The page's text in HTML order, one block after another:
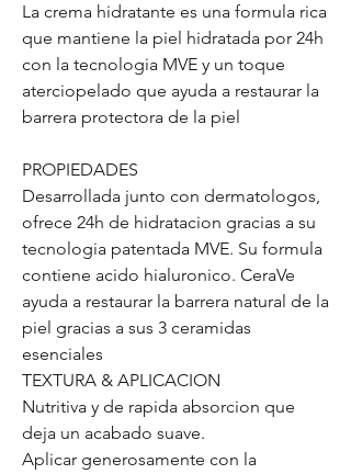
La crema hidratante es una formula rica
que mantiene la piel hidratada por 24h
con la tecnologia MVE y un toque
aterciopelado que ayuda a restaurar la
barrera protectora de la piel
PROPIEDADES
Desarrollada junto con dermatologos,
ofrece 24h de hidratacion gracias a su
tecnologia patentada MVE. Su formula
contiene acido hialuronico. CeraVe
ayuda a restaurar la barrera natural de la
piel gracias a sus 3 ceramidas
esenciales
TEXTURA & APLICACION
Nutritiva y de rapida absorcion que
deja un acabado suave.
Aplicar generosamente con la